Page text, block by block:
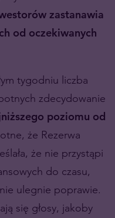
zastanawia
od oczekiwanych
tygodniu liczba
zdecydowanie
poziomu od
że Rezerwa
że nie przystąpi
do czasu,
ulegnie poprawie.
się głosy, jakoby